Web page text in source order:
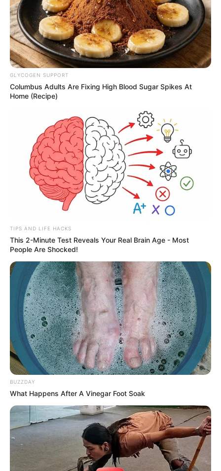
GLYCOGEN SUPPORT
Columbus Adults Are Fixing High Blood Sugar Spikes At
Home (Recipe)
TIPS AND LIFE HACKS
This 2-Minute Test Reveals Your Real Brain Age - Most
People Are Shocked!
BUZZDAY
What Happens After A Vinegar Foot Soak